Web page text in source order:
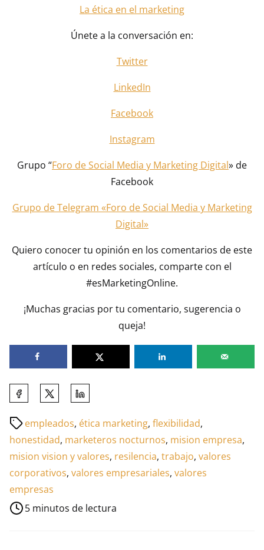
La ética en el marketing
Únete a la conversación en:
Twitter
LinkedIn
Facebook
Instagram
Grupo “Foro de Social Media y Marketing Digital» de
Facebook
Grupo de Telegram «Foro de Social Media y Marketing
Digital»
Quiero conocer tu opinión en los comentarios de este
artículo o en redes sociales, comparte con el
#esMarketingOnline.
¡Muchas gracias por tu comentario, sugerencia o
queja!
Comparte
entrada
en:
empleados, ética marketing, flexibilidad,
honestidad, marketeros nocturnos, mision empresa,
mision vision y valores, resilencia, trabajo, valores
corporativos, valores empresariales, valores
empresas
Tiempo
de
lectura
de
la
entrada5 minutos de lectura